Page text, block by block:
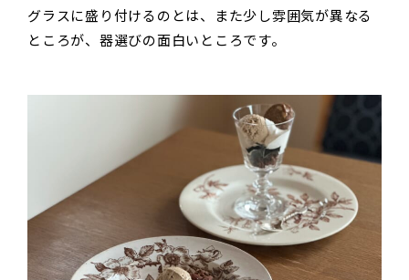
グラスに盛り付けるのとは、また少し雰囲気が異なる
ところが、器選びの面白いところです。